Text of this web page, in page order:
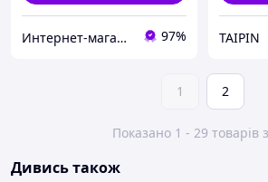
Интернет-магазин "АТМ" 97% TAIPIN
1 2
Показано 1 - 29 товарів
Дивись також